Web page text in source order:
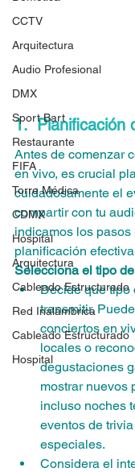
CCTV
Arquitectura
Audio Profesional
DMX
Sport Bart
Restaurante
FIFA
Torre Médica
CDMX
Hospital
Arquitectura
Cableado Estructurado
Red Inalámbrica
Cableado Estructurado
Hospital
cautivar a tu
la experiencia de tu
nivel completamente
1.  Planificación
Antes de comenzar
en vivo, es crucial
cuidadosamente el
compartir con tu
indicamos los pasos
planificación
Selecciona el tipo
Decide qué tipo
transmitir.
conciertos en
locales o
degustaciones
mostrar nuevos
incluso noches
eventos de
especiales.
Considera el